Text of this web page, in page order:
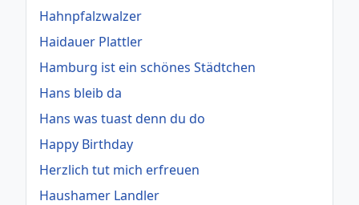
Hahnpfalzwalzer
Haidauer Plattler
Hamburg ist ein schönes Städtchen
Hans bleib da
Hans was tuast denn du do
Happy Birthday
Herzlich tut mich erfreuen
Haushamer Landler